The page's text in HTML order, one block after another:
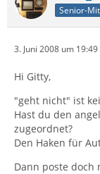
Senior-
3. Juni 2008 um 19:49
Hi Gitty,
"geht nicht" ist
Hast du den
zugeordnet?
Den Haken für
Dann poste doch